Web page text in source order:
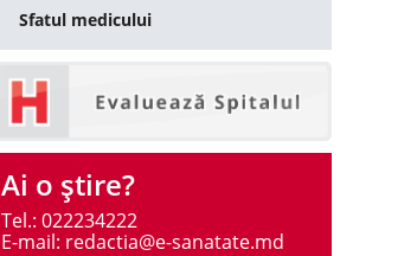
Sfatul medicului
Ai o ştire?
Tel.: 022234222
E-mail: redactia@e-sanatate.md